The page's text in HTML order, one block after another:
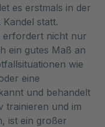
es erstmals in der
statt.
erfordert nicht nur
ein gutes Maß an
wie
eine
und behandelt
trainieren und im
ist ein großer